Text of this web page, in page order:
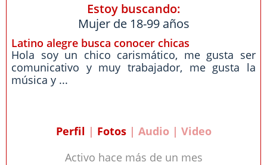
Estoy buscando:
Mujer de 18-99 años
Latino alegre busca conocer chicas
Hola soy un chico carismático, me gusta ser
comunicativo y muy trabajador, me gusta la
música y ...
Perfil | Fotos| Audio | Video
Activo hace más de un mes